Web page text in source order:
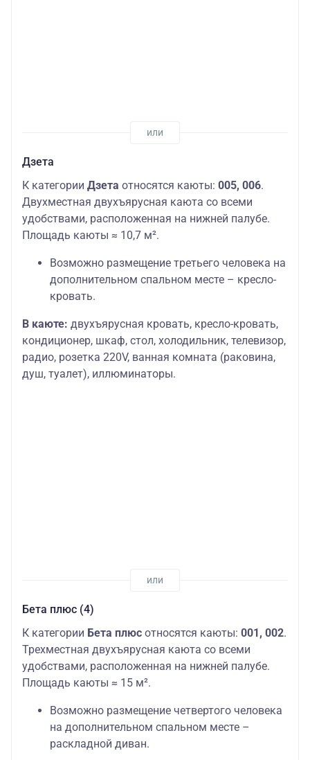
Дзета
К категории Дзета относятся каюты: 005, 006.
Двухместная двухъярусная каюта со всеми
удобствами, расположенная на нижней палубе.
Площадь каюты ≈ 10,7 м².
Возможно размещение третьего человека на
дополнительном спальном месте – кресло-
кровать.
В каюте: двухъярусная кровать, кресло-кровать,
кондиционер, шкаф, стол, холодильник, телевизор,
радио, розетка 220V, ванная комната (раковина,
душ, туалет), иллюминаторы.
Бета плюс (4)
К категории Бета плюс относятся каюты: 001, 002.
Трехместная двухъярусная каюта со всеми
удобствами, расположенная на нижней палубе.
Площадь каюты ≈ 15 м².
Возможно размещение четвертого человека
на дополнительном спальном месте –
раскладной диван.